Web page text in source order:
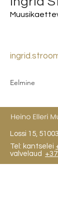
Eelmine
Lossi 15,
Tel: kantselei
valvelaud